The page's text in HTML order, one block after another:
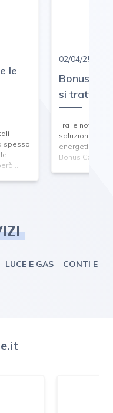
le
spesso
02/04/25
Bonus
si tratta e
Tra le novità
soluzioni
energetico e
Bonus Caldaie
LUCE E GAS CONTI E